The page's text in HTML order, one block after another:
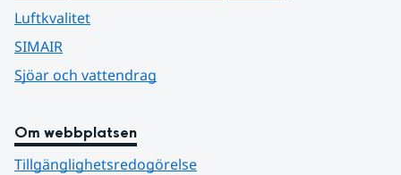
Luftkvalitet
SIMAIR
Sjöar och vattendrag
Om webbplatsen
Tillgänglighetsredogörelse